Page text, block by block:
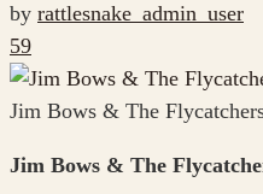
by rattlesnake_admin_user
59
Jim Bows & The
Jim Bows & The